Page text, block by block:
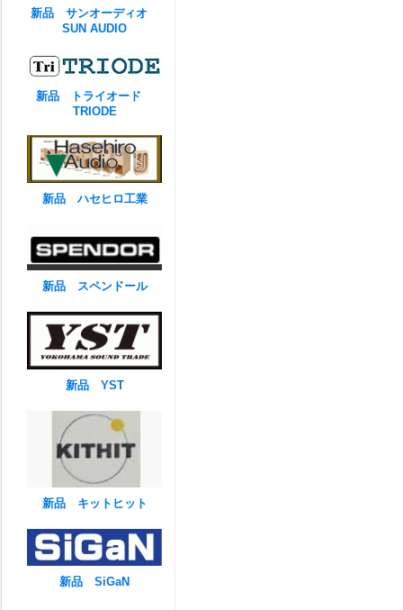
新品 サンオーディオ
SUN AUDIO
新品 トライオード
TRIODE
新品 ハセヒロ工業
新品 スペンドール
新品 YST
新品 キットヒット
新品 SiGaN